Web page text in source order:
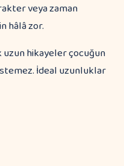
veya zaman
hâlâ zor.
uzun hikayeler çocuğun
İdeal uzunluklar